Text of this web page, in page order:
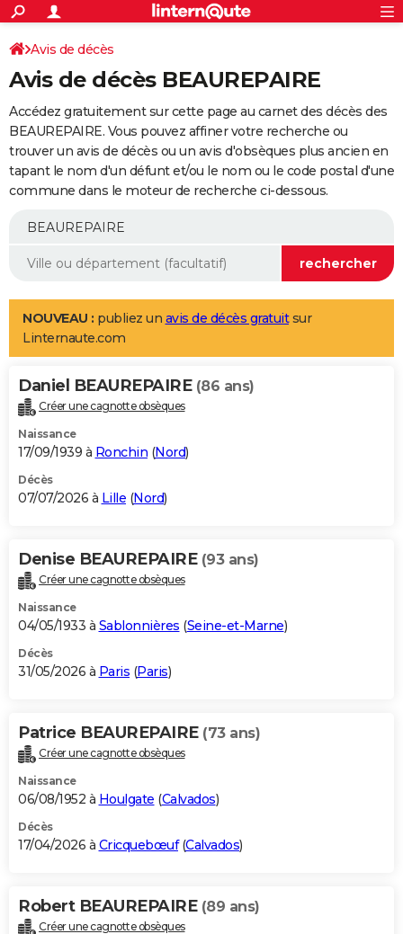
ACTUALITÉS
Politique
Société
Faits Divers
Education
Monde
Villes
+
SPORT
Coupe du monde 2026
Football
Tennis
Cyclisme
Rugby
Forum
Programme TV
TNT
Streaming
Cinéma
Sorties cinéma
Musique
+
FINANCE
Retraite
Epargne
Immobilier
Risques naturels par ville
Assurance
AUTO
Essais
Réserver un essai
Citadines
Berlines
SUV
Forum auto
+
Mobiles
Meilleur smartphone
Internet
Ordinateurs
Jeux vidéo
Guide high-tech
Aménagement intérieur
LIFESTYLE
Art de vivre
Bien-être
Loisirs
Mode
Modes de vie
Alimentation
Guide de la santé
Maladies
Médicaments
Sommeil
VOYAGE
Destinations
City break
Voyage nature
Voyage de noces
Forum
Climat
+PHOTO
GUIDES D'ACHAT
BONS PLANS
Carte de Noël
Carte Bonne année
Carte Saint-Valentin
Carte Pâques
Carte d'anniversaire
DICTIONNAIRE
Dictionnaire
Biographies
Citations
Expressions
Proverbes
PROGRAMME TV
S'inscrire
Se connecter
Lycées
Collèges
Primaires
Universités
Entreprises
Service militaire
Avis de recherche
AVIS DE DÉCÈS
Bricolage
Lifestyle
Culture
Sport
Auto
Television
Voyage
Cinema
Avis de décès
Avis de décès BEAUREPAIRE
Accédez gratuitement sur cette page au carnet des décès des
BEAUREPAIRE. Vous pouvez affiner votre recherche ou
trouver un avis de décès ou un avis d'obsèques plus ancien en
tapant le nom d'un défunt et/ou le nom ou le code postal d'une
commune dans le moteur de recherche ci-dessous.
NOUVEAU : publiez un avis de décès gratuitsur
Linternaute.com
Daniel BEAUREPAIRE (86 ans)
Créer une cagnotte obsèques
Naissance
17/09/1939 à Ronchin (Nord)
Décès
07/07/2026 à Lille (Nord)
Denise BEAUREPAIRE (93 ans)
Créer une cagnotte obsèques
Naissance
04/05/1933 à Sablonnières (Seine-et-Marne)
Décès
31/05/2026 à Paris (Paris)
Patrice BEAUREPAIRE (73 ans)
Créer une cagnotte obsèques
Naissance
06/08/1952 à Houlgate (Calvados)
Décès
17/04/2026 à Cricquebœuf(Calvados)
Robert BEAUREPAIRE (89 ans)
Créer une cagnotte obsèques